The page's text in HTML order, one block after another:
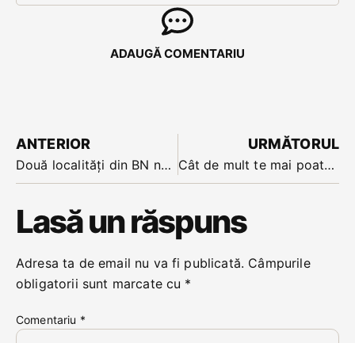
ADAUGĂ COMENTARIU
ANTERIOR
Două localități din BN nu au energie electrică în această seară. Probleme ar fi și în alte locuri din județ
URMĂTORUL
Cât de mult te mai poate ajuta numărarea cărților la blackjack și ce alte strategii pot fi utile
Lasă un răspuns
Adresa ta de email nu va fi publicată. Câmpurile
obligatorii sunt marcate cu *
Comentariu *